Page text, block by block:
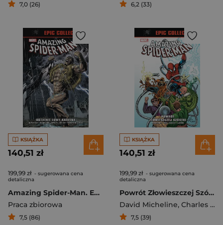
7,0 (26) 6,2 (33)
KSIĄŻKA
140,51 zł
199,99 zł - sugerowana cena
detaliczna
Amazing Spider-Man. Epic Collection. Ostatnie łowy Kravena
Praca zbiorowa
7,5 (86)
KSIĄŻKA
140,51 zł
199,99 zł - sugerowana cena
detaliczna
Powrót Złowieszczej Szóstki. Amazing Spider-Man Epic Collection
David Micheline, Charles Vess
7,5 (39)